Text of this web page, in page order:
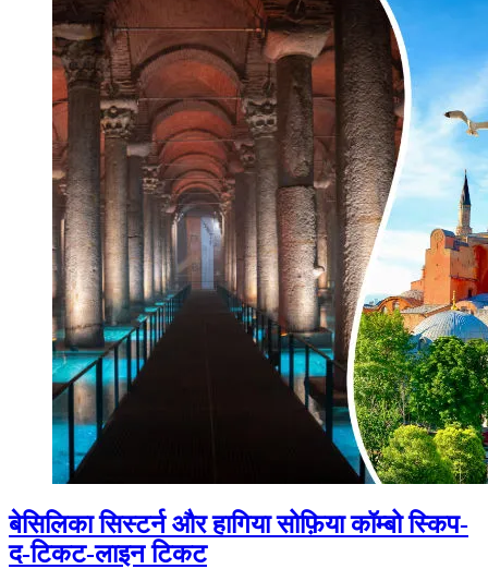
बेसिलिका सिस्टर्न और हागिया सोफ़िया कॉम्बो स्किप-
द-टिकट-लाइन टिकट